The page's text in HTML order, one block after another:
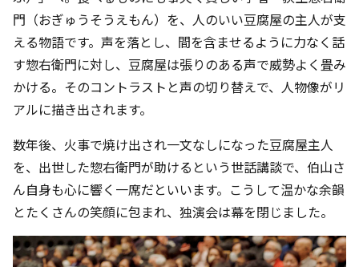
門（おぎゅうそうえもん）を、人のいい豆腐屋の主人が支
える物語です。声を落とし、間を含ませるように力なく話
す惣右衛門に対し、豆腐屋は張りのある声で威勢よく畳み
かける。そのコントラストと声の切り替えで、人物像がリ
アルに描き出されます。
数年後、火事で焼け出され一文なしになった豆腐屋主人
を、出世した惣右衛門が助けるという世話講談で、伯山さ
ん自身も心に響く一席だといいます。こうして温かな余韻
とたくさんの笑顔に包まれ、独演会は幕を閉じました。